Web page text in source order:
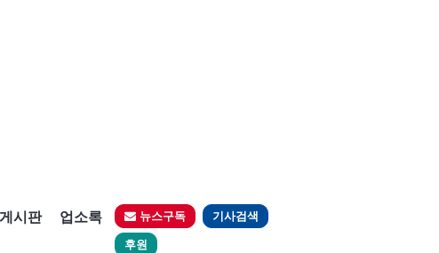
게시판 업소록 뉴스구독 기사검색
후원